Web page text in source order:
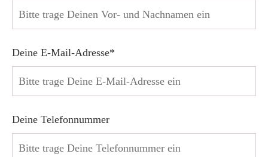
Deine E-Mail-Adresse*
Deine Telefonnummer